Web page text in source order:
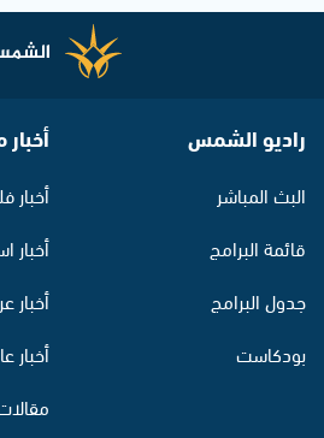
راديو الشمس
البث المباشر
قائمة البرامج
جدول البرامج
بودكاست
أخبار
أخبار
أخبار
أخبار